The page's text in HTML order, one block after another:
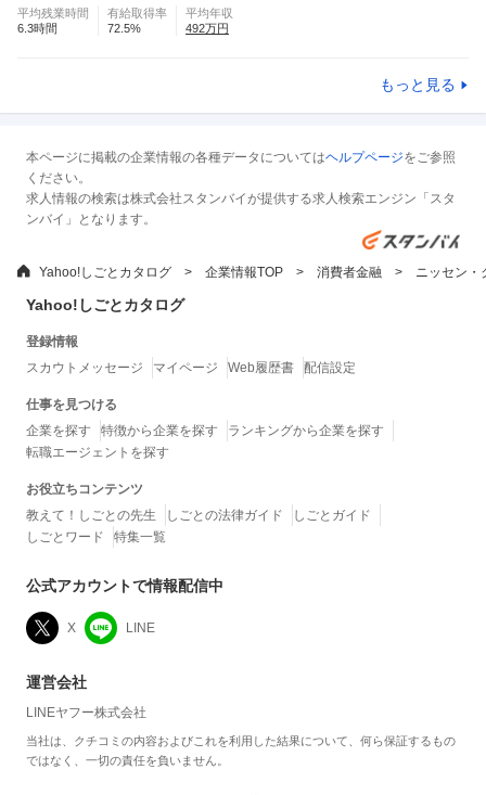
平均残業時間
6.3時間
有給取得率
72.5%
平均年収
492万円
もっと見る
本ページに掲載の企業情報の各種データについてはヘルプページをご参照
ください。
求人情報の検索は株式会社スタンバイが提供する求人検索エンジン「スタ
ンバイ」となります。
Yahoo!しごとカタログ 企業情報TOP 消費者金融 ニッセン・
Yahoo!しごとカタログ
登録情報
スカウトメッセージ
マイページ Web履歴書 配信設定
仕事を見つける
企業を探す
特徴から企業を探す
ランキングから企業を探す
転職エージェントを探す
お役立ちコンテンツ
教えて！しごとの先生
しごとの法律ガイド
しごとガイド
しごとワード
特集一覧
公式アカウントで情報配信中
X LINE
運営会社
LINEヤフー株式会社
当社は、クチコミの内容およびこれを利用した結果について、何ら保証するもの
ではなく、一切の責任を負いません。